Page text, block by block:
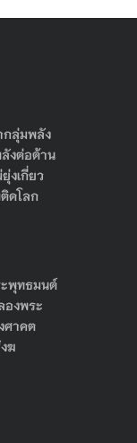
กลุ่มพลัง
งต่อต้าน
งเกี่ยว
ดโลก
พุทธมนต์
งพระ
ศาคต
ฆ